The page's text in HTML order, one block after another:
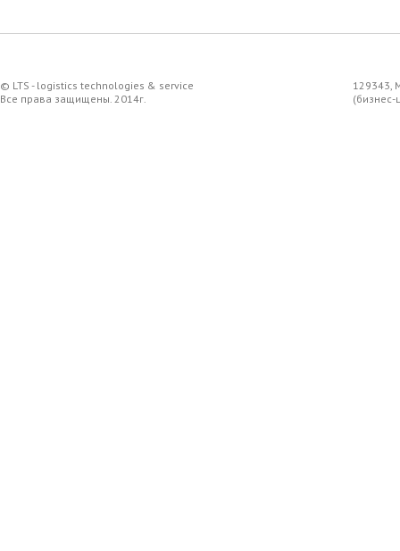
© LTS - logistics technologies & service
Все права защищены. 2014г.
129343,
(бизнес-